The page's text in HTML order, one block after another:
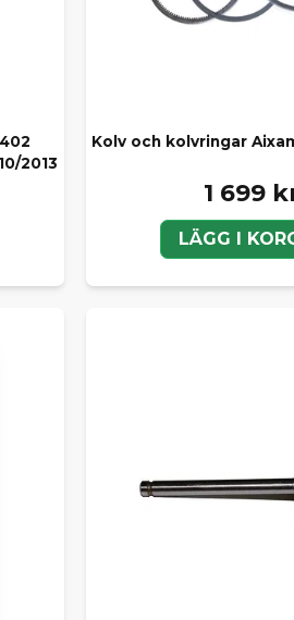
2013
Kolv och kolvringar
1 699
LÄGG I